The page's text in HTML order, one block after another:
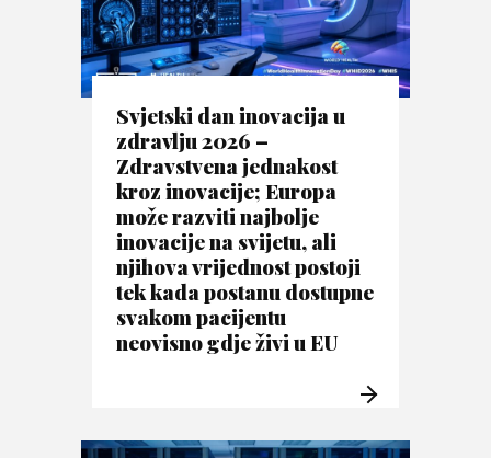
Svjetski dan inovacija u
zdravlju 2026 –
Zdravstvena jednakost
kroz inovacije; Europa
može razviti najbolje
inovacije na svijetu, ali
njihova vrijednost postoji
tek kada postanu dostupne
svakom pacijentu
neovisno gdje živi u EU